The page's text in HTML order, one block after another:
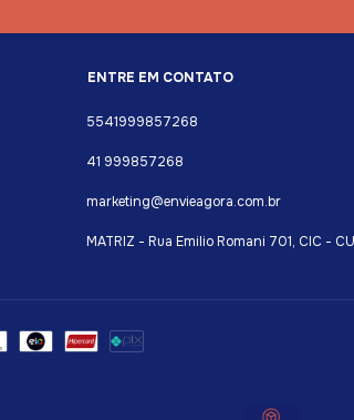
ENTRE EM CONTATO
5541999857268
41 999857268
marketing@envieagora.com.br
MATRIZ - Rua Emilio Romani 701, CIC -